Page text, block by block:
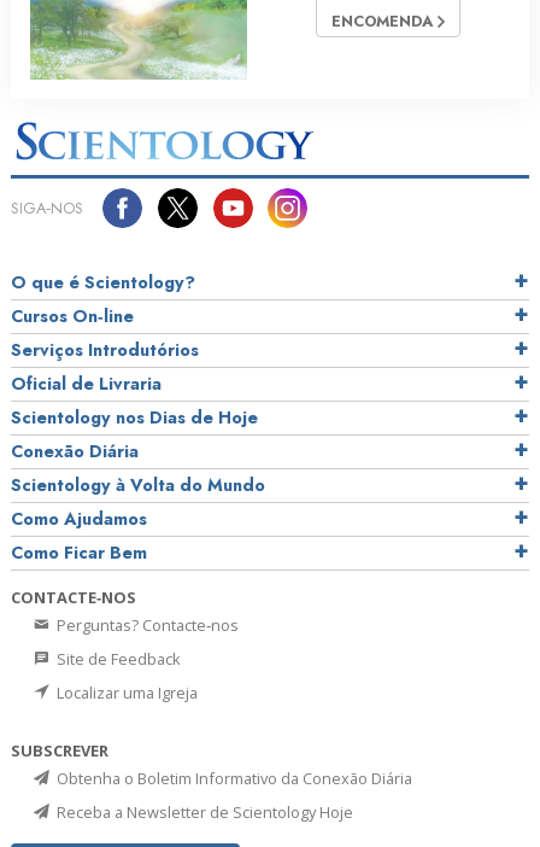
ENCOMENDA
SIGA‑NOS
O que é Scientology?
Cursos On‑line
Serviços Introdutórios
Oficial de Livraria
Scientology nos Dias de Hoje
Conexão Diária
Scientology à Volta do Mundo
Como Ajudamos
Como Ficar Bem
CONTACTE‑NOS
Perguntas? Contacte‑nos
Site de Feedback
Localizar uma Igreja
SUBSCREVER
Obtenha o Boletim Informativo da Conexão Diária
Receba a Newsletter de Scientology Hoje